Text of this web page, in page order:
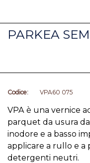
PARKEA
Codice: VPA60 075
VPA è una vernice
parquet da usura
inodore e a basso
applicare a rullo e a
detergenti neutri.